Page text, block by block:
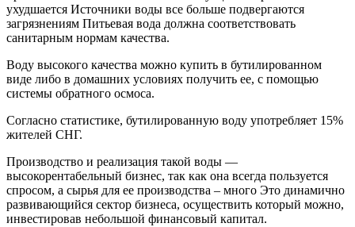
ухудшается Источники воды все больше подвергаются
загрязнениям Питьевая вода должна соответствовать
санитарным нормам качества.
Воду высокого качества можно купить в бутилированном
виде либо в домашних условиях получить ее, с помощью
системы обратного осмоса.
Согласно статистике, бутилированную воду употребляет 15%
жителей СНГ.
Производство и реализация такой воды —
высокорентабельный бизнес, так как она всегда пользуется
спросом, а сырья для ее производства – много Это динамично
развивающийся сектор бизнеса, осуществить который можно,
инвестировав небольшой финансовый капитал.